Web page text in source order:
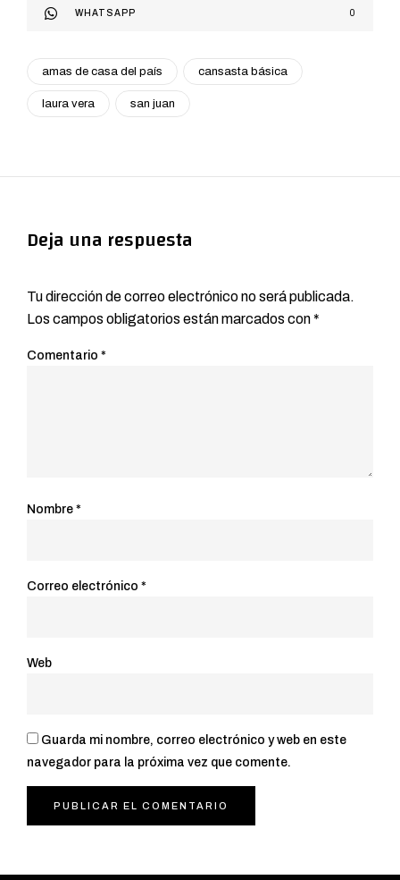
WHATSAPP 0
amas de casa del país cansasta básica
laura vera san juan
Deja una respuesta
Tu dirección de correo electrónico no será publicada.
Los campos obligatorios están marcados con*
Comentario *
Nombre *
Correo electrónico *
Web
Guarda mi nombre, correo electrónico y web en este
navegador para la próxima vez que comente.